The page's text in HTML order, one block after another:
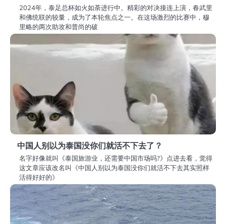
2024年，泰足总杯如火如荼进行中。精彩的对决接连上演，春武里
和佛统联的较量，成为了本轮焦点之一。在这场激烈的比赛中，穆
里略的两次助攻和普尚的破
中国人别以为泰国没你们就活不下去了？
名字好像就叫《泰国旅游业，还需要中国市场吗?》点进去看，觉得
这文章应该改名叫《中国人别以为泰国没你们就活不下去其实照样
活得好好的》